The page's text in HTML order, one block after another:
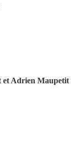
et Adrien Maupetit